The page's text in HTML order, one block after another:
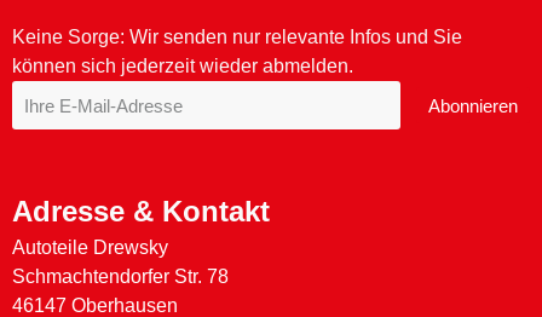
Keine Sorge: Wir senden nur relevante Infos und Sie
können sich jederzeit wieder abmelden.
Abonnieren
Adresse & Kontakt
Autoteile Drewsky
Schmachtendorfer Str. 78
46147 Oberhausen